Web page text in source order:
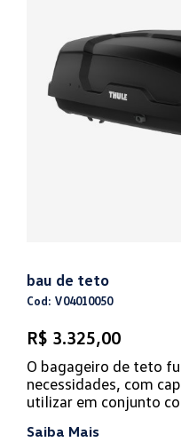
bau de teto
Cod: V04010050
R$ 3.325,00
O bagageiro de teto
necessidades, com
utilizar em conjunto
Saiba Mais